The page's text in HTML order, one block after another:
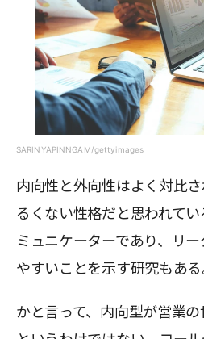
SARINYAPINNGAM/gettyimages
内向性と外向性はよく対比
るくない性格だと思われて
ミュニケーターであり、リ
やすいことを示す研究もある
かと言って、内向型が営業